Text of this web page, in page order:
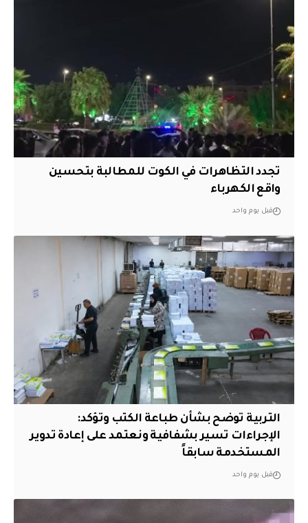
تجدد التظاهرات في الكوت للمطالبة بتحسين
واقع الكهرباء
قبل يوم واحد
التربية توضح بشأن طباعة الكتب وتؤكد:
الإجراءات تسير بشفافية ونعتمد على إعادة تدوير
المستخدمة سابقاً
قبل يوم واحد